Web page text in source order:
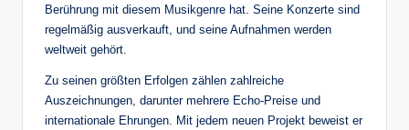
Berührung mit diesem Musikgenre hat. Seine Konzerte sind
regelmäßig ausverkauft, und seine Aufnahmen werden
weltweit gehört.
Zu seinen größten Erfolgen zählen zahlreiche
Auszeichnungen, darunter mehrere Echo-Preise und
internationale Ehrungen. Mit jedem neuen Projekt beweist er